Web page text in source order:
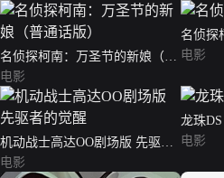
名侦探柯南：万圣节的新娘（普
通话版）
电影
名侦探
电影
机动战士高达OO剧场版 先驱者
的觉醒
电影
龙珠DS
电影